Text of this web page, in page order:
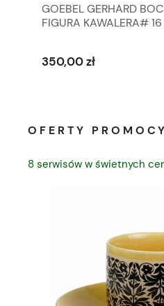
GOEBEL GERHARD
FIGURA KAWALERA#
350,00 zł
OFERTY
8 serwisów w świetnych